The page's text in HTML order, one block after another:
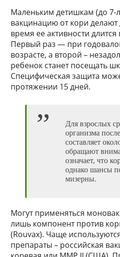
Маленьким детишкам (до 7-
вакцинацию от кори
время ее активности
Первый раз — при
возрасте, а второй –
ребенок станет посещать
Специфическая защита
протяжении 15 дней.
Для взрослых
организма
составляет
обращают
означает, что
однако шансы
мизерны.
Могут применяться
лишь компонент против
(Rouvax). Чаще
препараты – российская